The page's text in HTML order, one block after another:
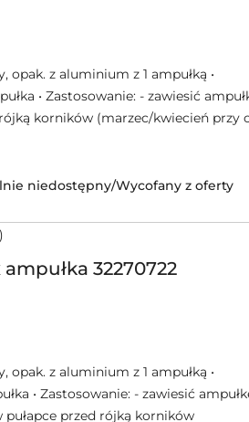
opak. z aluminium z 1 ampułką •
• Zastosowanie: - zawiesić
korników (marzec/kwiecień przy
niedostępny/Wycofany z oferty
32270722
opak. z aluminium z 1 ampułką •
• Zastosowanie: - zawiesić
pułapce przed rójką korników